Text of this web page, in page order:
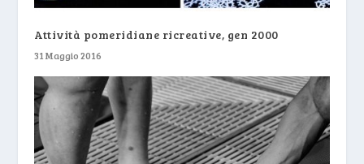
Attività pomeridiane ricreative, gen 2000
31 Maggio 2016